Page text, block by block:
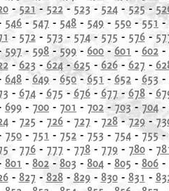
- 521 - 522- 523 - 524- 525-
546- 547 - 548 - 549 - 550 -551-
- 572- 573 - 574- 575 - 576-
597- 598 - 599 - 600 - 601 - 602 -
- 623 - 624-625 - 626- 627 -
648 -649 - 650- 651 - 652 - 653 -
- 674- 675 - 676- 677 - 678-
699 - 700 - 701 - 702 -703- 704 -
- 725 - 726- 727 - 728- 729-
750 - 751 - 752 - 753 - 754 - 755 -
- 776- 777 - 778- 779- 780-
801 - 802 - 803 - 804 - 805 - 806 -
- 827 - 828- 829- 830- 831 -